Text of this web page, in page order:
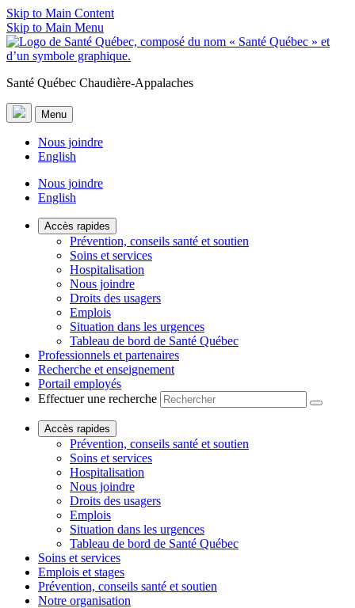
Skip to Main Content
Skip to Main Menu
Santé Québec Chaudière-Appalaches
Menu
Nous joindre
English
Nous joindre
English
Accès rapides
Prévention, conseils santé et soutien
Soins et services
Hospitalisation
Nous joindre
Droits des usagers
Emplois
Situation dans les urgences
Tableau de bord de Santé Québec
Professionnels et partenaires
Recherche et enseignement
Portail employés
Effectuer une recherche
Accès rapides
Prévention, conseils santé et soutien
Soins et services
Hospitalisation
Nous joindre
Droits des usagers
Emplois
Situation dans les urgences
Tableau de bord de Santé Québec
Soins et services
Emplois et stages
Prévention, conseils santé et soutien
Notre organisation